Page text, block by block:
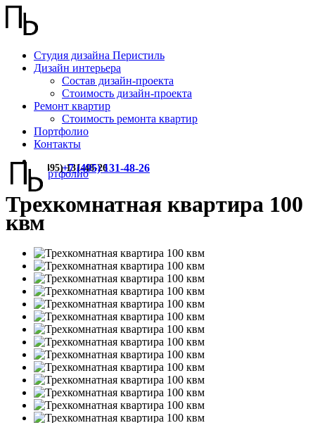
Студия дизайна Перистиль
Дизайн интерьера
Состав дизайн-проекта
Стоимость дизайн-проекта
Ремонт квартир
Стоимость ремонта квартир
Портфолио
Контакты
+7 (495) 131-48-26
+7 (495) 131-48-26
Портфолио
Трехкомнатная квартира 100
квм